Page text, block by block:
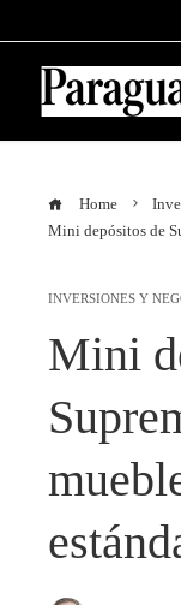
Home
Mini depósitos de
INVERSIONES Y
Mini